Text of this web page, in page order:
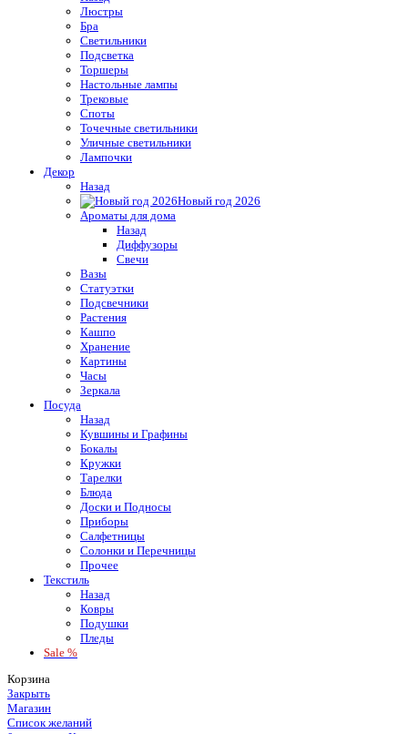
Люстры
Бра
Светильники
Подсветка
Торшеры
Настольные лампы
Трековые
Споты
Точечные светильники
Уличные светильники
Лампочки
Декор
Назад
Новый год 2026
Ароматы для дома
Назад
Диффузоры
Свечи
Вазы
Статуэтки
Подсвечники
Растения
Кашпо
Хранение
Картины
Часы
Зеркала
Посуда
Назад
Кувшины и Графины
Бокалы
Кружки
Тарелки
Блюда
Доски и Подносы
Приборы
Салфетницы
Солонки и Перечницы
Прочее
Текстиль
Назад
Ковры
Подушки
Пледы
Sale %
Корзина
Закрыть
Магазин
Список желаний